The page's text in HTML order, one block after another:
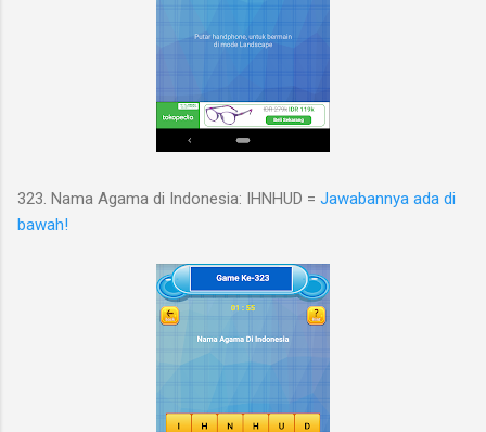
323. Nama Agama di Indonesia: IHNHUD = Jawabannya ada di
bawah!